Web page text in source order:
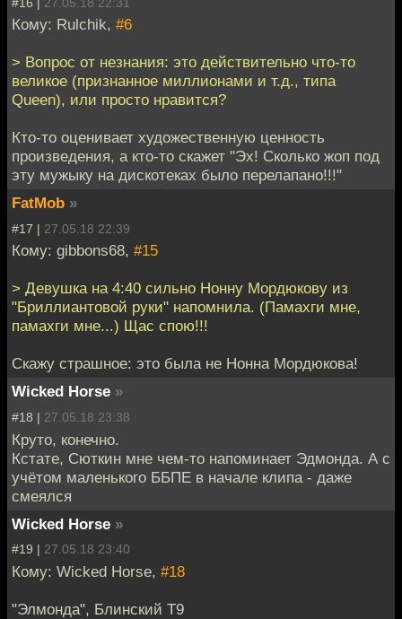
Кому: Rulchik, #6
> Вопрос от незнания: это действительно что-то
великое (признанное миллионами и т.д., типа
Queen), или просто нравится?
Кто-то оценивает художественную ценность
произведения, а кто-то скажет "Эх! Сколько жоп под
эту мужыку на дискотеках было перелапано!!!"
FatMob »
#17 | 27.05.18 22:39
Кому: gibbons68, #15
> Девушка на 4:40 сильно Нонну Мордюкову из
"Бриллиантовой руки" напомнила. (Памахги мне,
памахги мне...) Щас спою!!!
Скажу страшное: это была не Нонна Мордюкова!
Wicked Horse »
#18 | 27.05.18 23:38
Круто, конечно.
Кстате, Сюткин мне чем-то напоминает Эдмонда. А с
учётом маленького ББПЕ в начале клипа - даже
смеялся
Wicked Horse »
#19 | 27.05.18 23:40
Кому: Wicked Horse, #18
"Элмонда", Блинский Т9